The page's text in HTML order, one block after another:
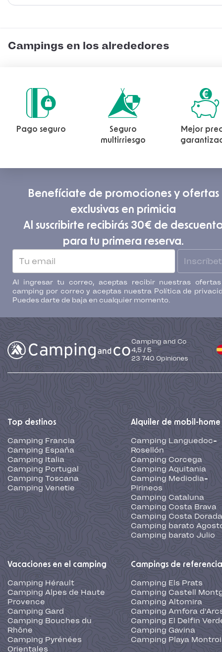
Campings en los alrededores
Pago seguro
Seguro
multirriesgo
Mejor
Benefíciate de promociones y ofertas
exclusivas en primicia
Al suscribirte recibirás 30€ de
para tu primera reserva.
Al ingresar tu correo, aceptas recibir nuestras
camping por correo y aceptas nuestra Política de
Puedes darte de baja en cualquier momento.
Camping and Co
4,5 / 5
23 740 Opiniones
Top destinos
Camping Francia
Camping España
Camping Italia
Camping Portugal
Camping Toscana
Camping Venetie
Alquiler de mobil-home
Camping Languedoc-
Rosellón
Camping Corcega
Camping Aquitania
Camping Mediodia-
Pirineos
Camping Cataluna
Camping Costa Brava
Camping Costa Dorada
Camping barato
Camping barato Julio
Vacaciones en el camping
Camping Hérault
Camping Alpes de Haute
Provence
Camping Gard
Camping Bouches du
Rhône
Camping Pyrénées
Orientales
Campings de referencia
Camping Els Prats
Camping Castell
Camping Altomira
Camping Amfora
Camping El Delfin
Camping Gavina
Camping Playa